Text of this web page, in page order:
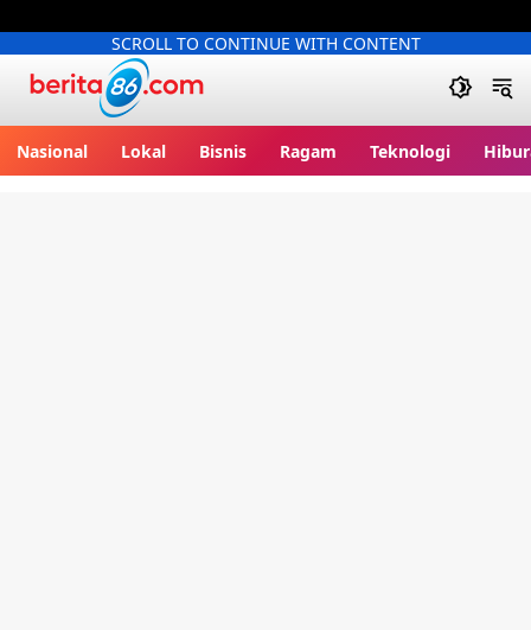
SCROLL TO CONTINUE WITH CONTENT
Nasional Lokal Bisnis Ragam Teknologi